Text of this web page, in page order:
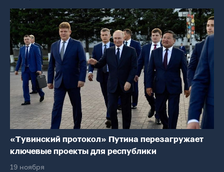
«Тувинский протокол» Путина перезагружает
ключевые проекты для республики
19 ноября